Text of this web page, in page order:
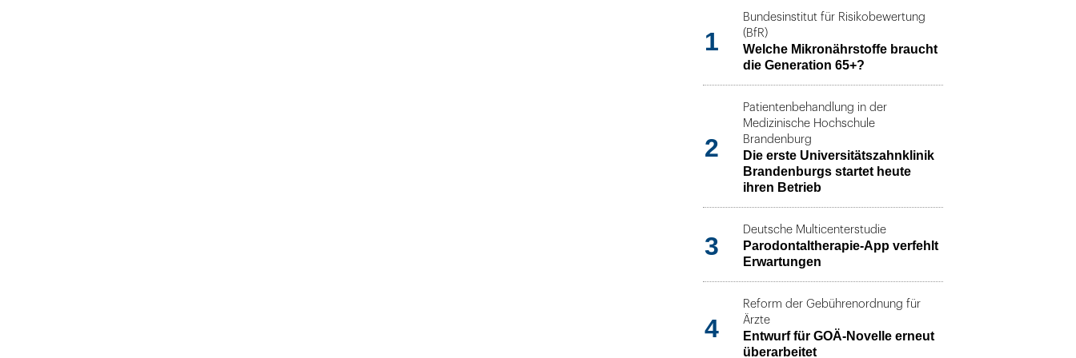
1
Bundesinstitut für Risikobewertung
(BfR)
Welche Mikronährstoffe braucht
die Generation 65+?
2
Patientenbehandlung in der
Medizinische Hochschule
Brandenburg
Die erste Universitätszahnklinik
Brandenburgs startet heute
ihren Betrieb
3
Deutsche Multicenterstudie
Parodontaltherapie-App verfehlt
Erwartungen
4
Reform der Gebührenordnung für
Ärzte
Entwurf für GOÄ-Novelle erneut
überarbeitet